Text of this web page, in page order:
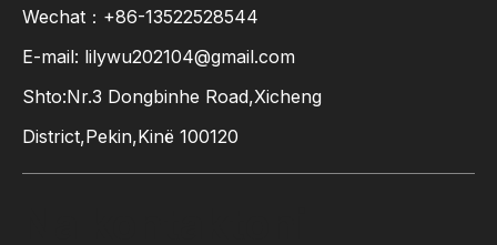
Wechat：+86-13522528544
E-mail: lilywu202104@gmail.com
Shto:Nr.3 Dongbinhe Road,Xicheng
District,Pekin,Kinë 100120